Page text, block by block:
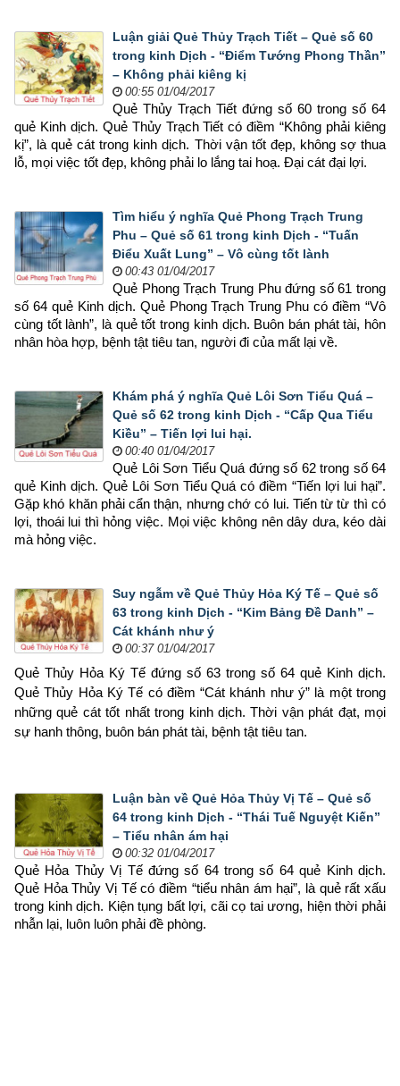
Luận giải Quẻ Thủy Trạch Tiết – Quẻ số 60
trong kinh Dịch - “Điểm Tướng Phong Thần”
– Không phải kiêng kị
00:55 01/04/2017
Quẻ Thủy Trạch Tiết đứng số 60 trong số 64
quẻ Kinh dịch. Quẻ Thủy Trạch Tiết có điềm “Không phải kiêng
kị”, là quẻ cát trong kinh dịch. Thời vận tốt đẹp, không sợ thua
lỗ, mọi việc tốt đẹp, không phải lo lắng tai hoạ. Đại cát đại lợi.
Tìm hiểu ý nghĩa Quẻ Phong Trạch Trung
Phu – Quẻ số 61 trong kinh Dịch - “Tuấn
Điểu Xuất Lung” – Vô cùng tốt lành
00:43 01/04/2017
Quẻ Phong Trạch Trung Phu đứng số 61 trong
số 64 quẻ Kinh dịch. Quẻ Phong Trạch Trung Phu có điềm “Vô
cùng tốt lành”, là quẻ tốt trong kinh dịch. Buôn bán phát tài, hôn
nhân hòa hợp, bệnh tật tiêu tan, người đi của mất lại về.
Khám phá ý nghĩa Quẻ Lôi Sơn Tiểu Quá –
Quẻ số 62 trong kinh Dịch - “Cấp Qua Tiểu
Kiều” – Tiến lợi lui hại.
00:40 01/04/2017
Quẻ Lôi Sơn Tiểu Quá đứng số 62 trong số 64
quẻ Kinh dịch. Quẻ Lôi Sơn Tiểu Quá có điềm “Tiến lợi lui hại”.
Gặp khó khăn phải cẩn thận, nhưng chớ có lui. Tiến từ từ thì có
lợi, thoái lui thì hỏng việc. Mọi việc không nên dây dưa, kéo dài
mà hỏng việc.
Suy ngẫm về Quẻ Thủy Hỏa Ký Tế – Quẻ số
63 trong kinh Dịch - “Kim Bảng Đề Danh” –
Cát khánh như ý
00:37 01/04/2017
Quẻ Thủy Hỏa Ký Tế đứng số 63 trong số 64 quẻ Kinh dịch.
Quẻ Thủy Hỏa Ký Tế có điềm “Cát khánh như ý” là một trong
những quẻ cát tốt nhất trong kinh dịch. Thời vận phát đạt, mọi
sự hanh thông, buôn bán phát tài, bệnh tật tiêu tan.
Luận bàn về Quẻ Hỏa Thủy Vị Tế – Quẻ số
64 trong kinh Dịch - “Thái Tuế Nguyệt Kiến”
– Tiểu nhân ám hại
00:32 01/04/2017
Quẻ Hỏa Thủy Vị Tế đứng số 64 trong số 64 quẻ Kinh dịch.
Quẻ Hỏa Thủy Vị Tế có điềm “tiểu nhân ám hại”, là quẻ rất xấu
trong kinh dịch. Kiện tụng bất lợi, cãi cọ tai ương, hiện thời phải
nhẫn lại, luôn luôn phải đề phòng.